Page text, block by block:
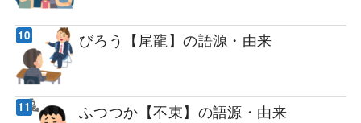
びろう【尾龍】の語源・由来
ふつつか【不束】の語源・由来